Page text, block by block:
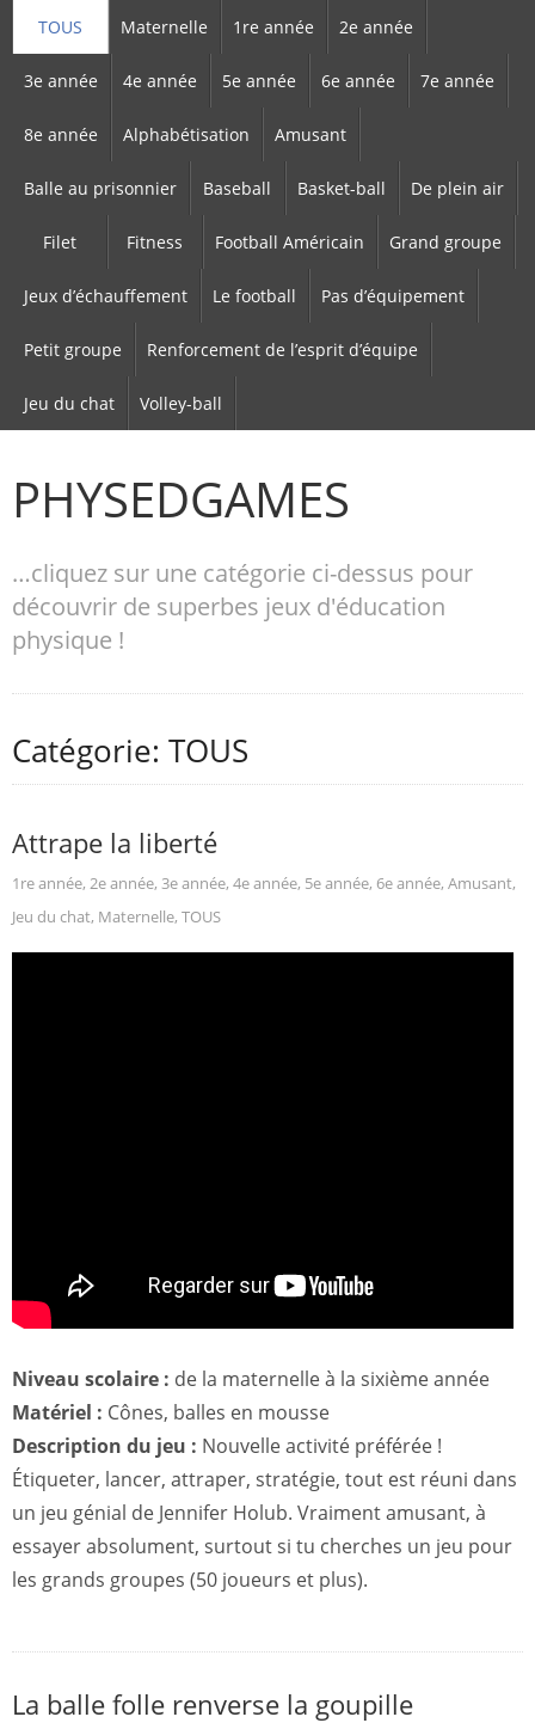
TOUS Maternelle 1re année 2e année
3e année 4e année 5e année 6e année 7e année
8e année Alphabétisation Amusant
Balle au prisonnier Baseball Basket-ball De plein air
Filet Fitness Football Américain Grand groupe
Jeux d’échauffement Le football Pas d’équipement
Petit groupe Renforcement de l’esprit d’équipe
Jeu du chat Volley-ball
PHYSEDGAMES
…cliquez sur une catégorie ci-dessus pour
découvrir de superbes jeux d'éducation
physique !
Catégorie: TOUS
Attrape la liberté
1re année, 2e année, 3e année, 4e année, 5e année, 6e année, Amusant,
Jeu du chat, Maternelle, TOUS
Niveau scolaire : de la maternelle à la sixième année
Matériel : Cônes, balles en mousse
Description du jeu : Nouvelle activité préférée !
Étiqueter, lancer, attraper, stratégie, tout est réuni dans
un jeu génial de Jennifer Holub. Vraiment amusant, à
essayer absolument, surtout si tu cherches un jeu pour
les grands groupes (50 joueurs et plus).
La balle folle renverse la goupille